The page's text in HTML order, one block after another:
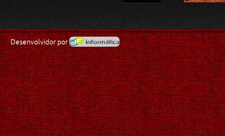
Desenvolvidor por